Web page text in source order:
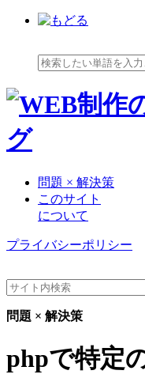
問題 × 解決策
このサイト
について
プライバシーポリシー
問題 × 解決策
phpで特定